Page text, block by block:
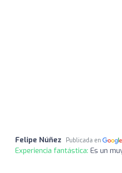
Felipe Núñez Publicada en
Experiencia fantástica: Es un